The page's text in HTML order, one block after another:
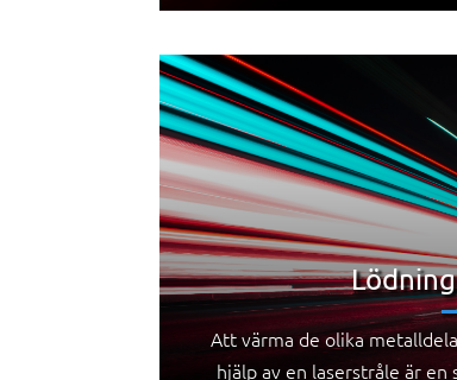
Att värma de olika
hjälp av en laserstråle är